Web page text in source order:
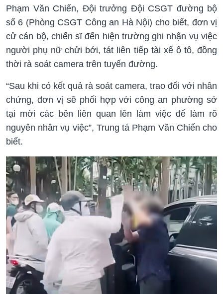
Phạm Văn Chiến, Đội trưởng Đội CSGT đường bộ
số 6 (Phòng CSGT Công an Hà Nội) cho biết, đơn vị
cử cán bộ, chiến sĩ đến hiện trường ghi nhận vụ việc
người phụ nữ chửi bới, tát liên tiếp tài xế ô tô, đồng
thời rà soát camera trên tuyến đường.
“Sau khi có kết quả rà soát camera, trao đổi với nhân
chứng, đơn vị sẽ phối hợp với công an phường sở
tại mời các bên liên quan lên làm việc để làm rõ
nguyên nhân vụ việc”, Trung tá Phạm Văn Chiến cho
biết.